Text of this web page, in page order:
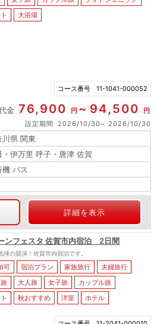
大浴場
コース番号 11-1041-000052
金 76,900 円 94,500
円
設定期間
2026/10/30
2026/10/30
県 関東
伊万里 呼子・唐津 佐賀
機 バス
詳細を表示
ンフェスタ 佐賀市内宿泊 2日間
球の競演！佐賀市内宿泊です。
可 宿泊プラン 家族旅行
夫婦旅行
大人旅 女子旅
カップル旅
秋おすすめ 洋室 ホテル